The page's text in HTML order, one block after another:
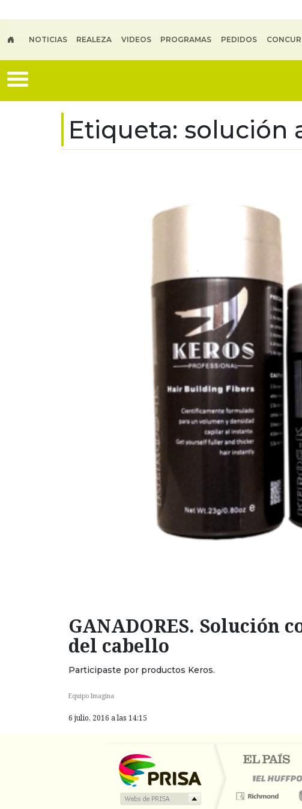
NOTICIAS REALEZA VIDEOS PROGRAMAS PEDIDOS
Etiqueta: solución
GANADORES. Solución
del cabello
Participaste por productos Keros.
Equipo Imagina
6 julio, 2016 a las 14:15